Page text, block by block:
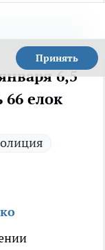
Принять
6,5
66 елок